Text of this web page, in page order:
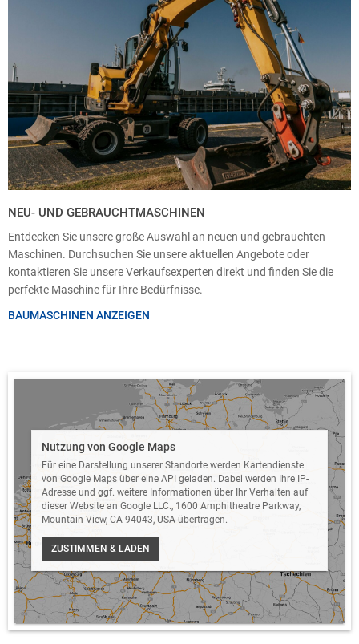
NEU- UND GEBRAUCHTMASCHINEN
Entdecken Sie unsere große Auswahl an neuen und gebrauchten
Maschinen. Durchsuchen Sie unsere aktuellen Angebote oder
kontaktieren Sie unsere Verkaufsexperten direkt und finden Sie die
perfekte Maschine für Ihre Bedürfnisse.
BAUMASCHINEN ANZEIGEN
Nutzung von Google Maps
Für eine Darstellung unserer Standorte werden Kartendienste
von Google Maps über eine API geladen. Dabei werden Ihre IP-
Adresse und ggf. weitere Informationen über Ihr Verhalten auf
dieser Website an Google LLC., 1600 Amphitheatre Parkway,
Mountain View, CA 94043, USA übertragen.
ZUSTIMMEN & LADEN